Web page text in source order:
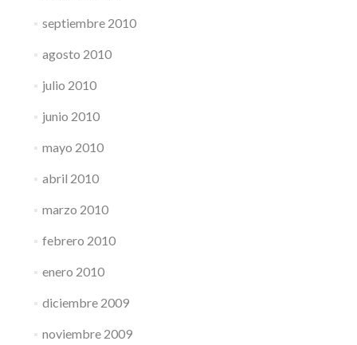
septiembre 2010
agosto 2010
julio 2010
junio 2010
mayo 2010
abril 2010
marzo 2010
febrero 2010
enero 2010
diciembre 2009
noviembre 2009